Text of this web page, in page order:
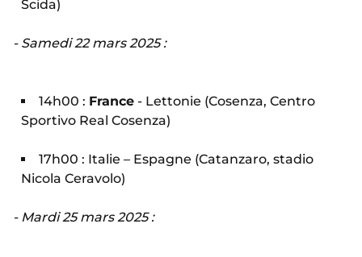
Scida)
- Samedi 22 mars 2025 :
14h00 : France - Lettonie (Cosenza, Centro
Sportivo Real Cosenza)
17h00 : Italie – Espagne (Catanzaro, stadio
Nicola Ceravolo)
- Mardi 25 mars 2025 :